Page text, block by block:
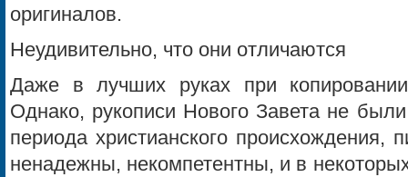
оригиналов.
Неудивительно, что они отличаются
Даже в лучших руках при
Однако, рукописи Нового Завета не
периода христианского происхождения,
ненадежны, некомпетентны, и в